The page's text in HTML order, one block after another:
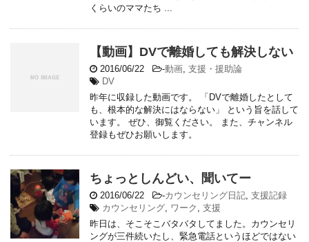
くらいのママたち ...
【動画】DVで離婚しても解決しない
2016/06/22 -動画 支援・援助論
DV
昨年に収録した動画です。 「DVで離婚したとして
も、根本的な解決にはならない」 という旨を話して
います。 ぜひ、御覧ください。 また、チャンネル
登録もぜひお願いします。
ちょっとしんどい、聞いてー
2016/06/22 -カウンセリング日記 支援記録
カウンセリング ワーク
支援
昨日は、そこそこバタバタしてました。カウンセリ
ングが三件続いたし、緊急電話というほどではない